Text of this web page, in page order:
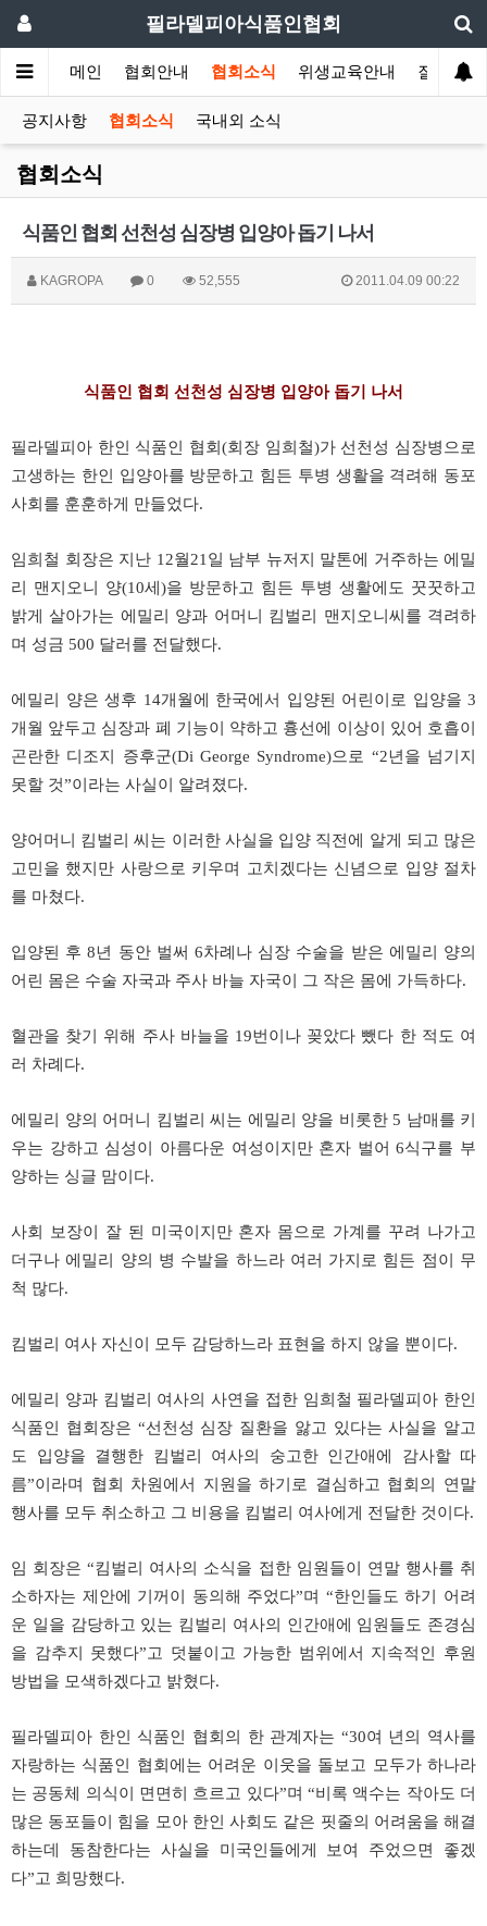
필라델피아식품인협회
메인 협회안내 협회소식 위생교육안내 질의답변
공지사항 협회소식 국내외 소식
협회소식
식품인 협회 선천성 심장병 입양아 돕기 나서
KAGROPA 0 52,555 2011.04.09 00:22
식품인 협회 선천성 심장병 입양아 돕기 나서
필라델피아 한인 식품인 협회(회장 임희철)가 선천성 심장병으로
고생하는 한인 입양아를 방문하고 힘든 투병 생활을 격려해 동포
사회를 훈훈하게 만들었다.
임희철 회장은 지난 12월21일 남부 뉴저지 말톤에 거주하는 에밀
리 맨지오니 양(10세)을 방문하고 힘든 투병 생활에도 꿋꿋하고
밝게 살아가는 에밀리 양과 어머니 킴벌리 맨지오니씨를 격려하
며 성금 500 달러를 전달했다.
에밀리 양은 생후 14개월에 한국에서 입양된 어린이로 입양을 3
개월 앞두고 심장과 폐 기능이 약하고 흉선에 이상이 있어 호흡이
곤란한 디조지 증후군(Di George Syndrome)으로 “2년을 넘기지
못할 것”이라는 사실이 알려졌다.
양어머니 킴벌리 씨는 이러한 사실을 입양 직전에 알게 되고 많은
고민을 했지만 사랑으로 키우며 고치겠다는 신념으로 입양 절차
를 마쳤다.
입양된 후 8년 동안 벌써 6차례나 심장 수술을 받은 에밀리 양의
어린 몸은 수술 자국과 주사 바늘 자국이 그 작은 몸에 가득하다.
혈관을 찾기 위해 주사 바늘을 19번이나 꽂았다 뺐다 한 적도 여
러 차례다.
에밀리 양의 어머니 킴벌리 씨는 에밀리 양을 비롯한 5 남매를 키
우는 강하고 심성이 아름다운 여성이지만 혼자 벌어 6식구를 부
양하는 싱글 맘이다.
사회 보장이 잘 된 미국이지만 혼자 몸으로 가계를 꾸려 나가고
더구나 에밀리 양의 병 수발을 하느라 여러 가지로 힘든 점이 무
척 많다.
킴벌리 여사 자신이 모두 감당하느라 표현을 하지 않을 뿐이다.
에밀리 양과 킴벌리 여사의 사연을 접한 임희철 필라델피아 한인
식품인 협회장은 “선천성 심장 질환을 앓고 있다는 사실을 알고
도 입양을 결행한 킴벌리 여사의 숭고한 인간애에 감사할 따
름”이라며 협회 차원에서 지원을 하기로 결심하고 협회의 연말
행사를 모두 취소하고 그 비용을 킴벌리 여사에게 전달한 것이다.
임 회장은 “킴벌리 여사의 소식을 접한 임원들이 연말 행사를 취
소하자는 제안에 기꺼이 동의해 주었다”며 “한인들도 하기 어려
운 일을 감당하고 있는 킴벌리 여사의 인간애에 임원들도 존경심
을 감추지 못했다”고 덧붙이고 가능한 범위에서 지속적인 후원
방법을 모색하겠다고 밝혔다.
필라델피아 한인 식품인 협회의 한 관계자는 “30여 년의 역사를
자랑하는 식품인 협회에는 어려운 이웃을 돌보고 모두가 하나라
는 공동체 의식이 면면히 흐르고 있다”며 “비록 액수는 작아도 더
많은 동포들이 힘을 모아 한인 사회도 같은 핏줄의 어려움을 해결
하는데 동참한다는 사실을 미국인들에게 보여 주었으면 좋겠
다”고 희망했다.